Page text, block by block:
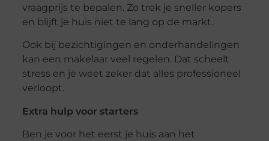
vraagprijs te bepalen. Zo trek je sneller kopers
en blijft je huis niet te lang op de markt.
Ook bij bezichtigingen en onderhandelingen
kan een makelaar veel regelen. Dat scheelt
stress en je weet zeker dat alles professioneel
verloopt.
Extra hulp voor starters
Ben je voor het eerst je huis aan het